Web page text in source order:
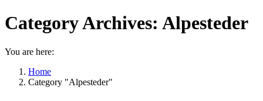
Category Archives: Alpesteder
You are here:
Home
Category "Alpesteder"